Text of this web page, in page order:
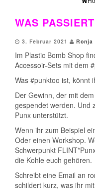
WAS
3. Februar 2021 Ronja
Im Plastic Bomb Shop
Accessoir-Sets mit dem
Was #punktoo ist, könnt
Der Gewinn, der mit
gespendet werden. Und
Punx unterstützt.
Wenn ihr zum Beispiel
Oder einen Workshop.
Schwerpunkt
die Kohle euch gehören.
Schreibt eine Email an
schildert kurz, was ihr